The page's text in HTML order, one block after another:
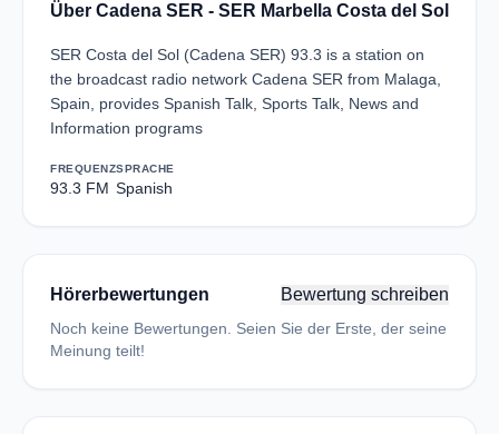
Über Cadena SER - SER Marbella Costa del Sol
SER Costa del Sol (Cadena SER) 93.3 is a station on
the broadcast radio network Cadena SER from Malaga,
Spain, provides Spanish Talk, Sports Talk, News and
Information programs
FREQUENZ
93.3 FM
SPRACHE
Spanish
Hörerbewertungen Bewertung schreiben
Noch keine Bewertungen. Seien Sie der Erste, der seine
Meinung teilt!